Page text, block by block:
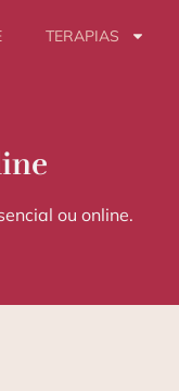
TERAPIAS
ou online.